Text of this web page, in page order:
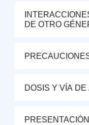
DE OTRO
DOSIS Y VÍA
PRESENTACIÓN